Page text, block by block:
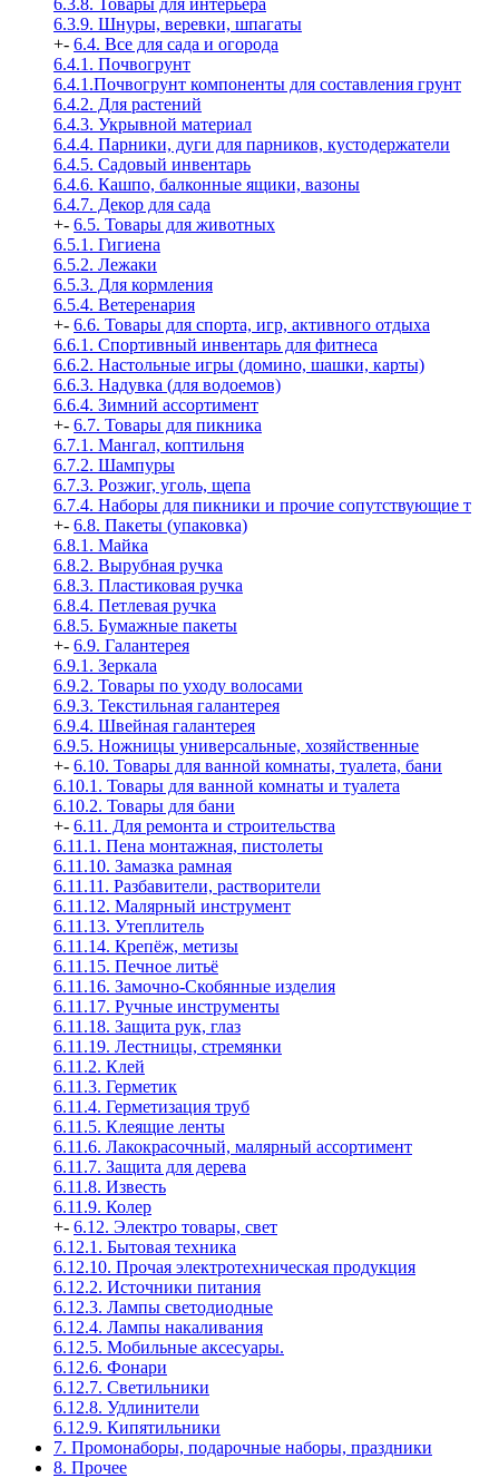
6.3.8. Товары для интерьера
6.3.9. Шнуры, веревки, шпагаты
+- 6.4. Все для сада и огорода
6.4.1. Почвогрунт
6.4.1.Почвогрунт компоненты для составления грунт
6.4.2. Для растений
6.4.3. Укрывной материал
6.4.4. Парники, дуги для парников, кустодержатели
6.4.5. Садовый инвентарь
6.4.6. Кашпо, балконные ящики, вазоны
6.4.7. Декор для сада
+- 6.5. Товары для животных
6.5.1. Гигиена
6.5.2. Лежаки
6.5.3. Для кормления
6.5.4. Ветеренария
+- 6.6. Товары для спорта, игр, активного отдыха
6.6.1. Спортивный инвентарь для фитнеса
6.6.2. Настольные игры (домино, шашки, карты)
6.6.3. Надувка (для водоемов)
6.6.4. Зимний ассортимент
+- 6.7. Товары для пикника
6.7.1. Мангал, коптильня
6.7.2. Шампуры
6.7.3. Розжиг, уголь, щепа
6.7.4. Наборы для пикники и прочие сопутствующие т
+- 6.8. Пакеты (упаковка)
6.8.1. Майка
6.8.2. Вырубная ручка
6.8.3. Пластиковая ручка
6.8.4. Петлевая ручка
6.8.5. Бумажные пакеты
+- 6.9. Галантерея
6.9.1. Зеркала
6.9.2. Товары по уходу волосами
6.9.3. Текстильная галантерея
6.9.4. Швейная галантерея
6.9.5. Ножницы универсальные, хозяйственные
+- 6.10. Товары для ванной комнаты, туалета, бани
6.10.1. Товары для ванной комнаты и туалета
6.10.2. Товары для бани
+- 6.11. Для ремонта и строительства
6.11.1. Пена монтажная, пистолеты
6.11.10. Замазка рамная
6.11.11. Разбавители, растворители
6.11.12. Малярный инструмент
6.11.13. Утеплитель
6.11.14. Крепёж, метизы
6.11.15. Печное литьё
6.11.16. Замочно-Скобянные изделия
6.11.17. Ручные инструменты
6.11.18. Защита рук, глаз
6.11.19. Лестницы, стремянки
6.11.2. Клей
6.11.3. Герметик
6.11.4. Герметизация труб
6.11.5. Клеящие ленты
6.11.6. Лакокрасочный, малярный ассортимент
6.11.7. Защита для дерева
6.11.8. Известь
6.11.9. Колер
+- 6.12. Электро товары, свет
6.12.1. Бытовая техника
6.12.10. Прочая электротехническая продукция
6.12.2. Источники питания
6.12.3. Лампы светодиодные
6.12.4. Лампы накаливания
6.12.5. Мобильные аксесуары.
6.12.6. Фонари
6.12.7. Светильники
6.12.8. Удлинители
6.12.9. Кипятильники
7. Промонаборы, подарочные наборы, праздники
8. Прочее